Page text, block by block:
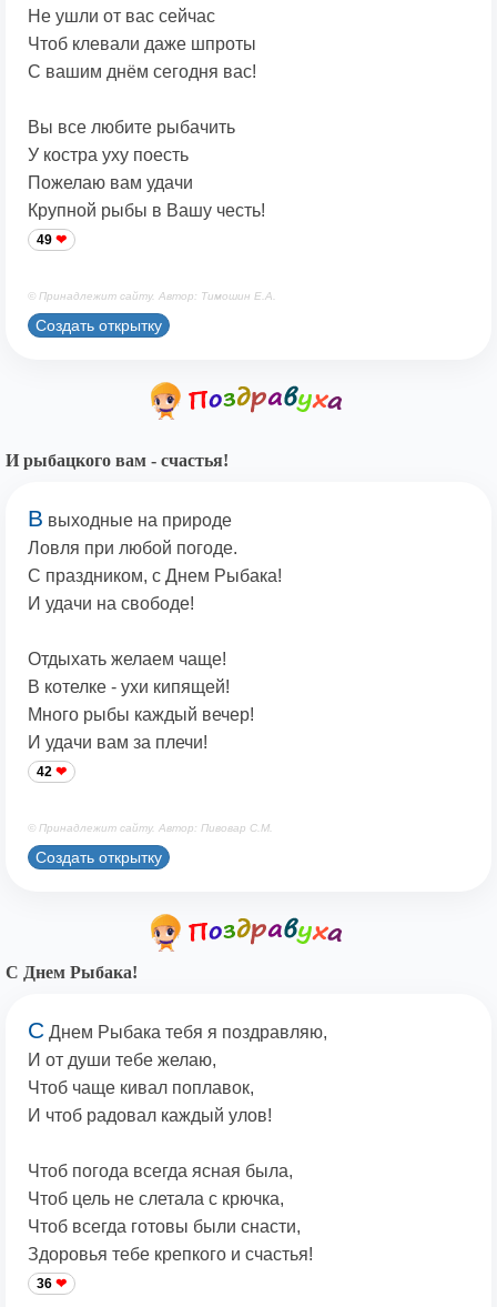
Не ушли от вас сейчас
Чтоб клевали даже шпроты
С вашим днём сегодня вас!
Вы все любите рыбачить
У костра уху поесть
Пожелаю вам удачи
Крупной рыбы в Вашу честь!
49
© Принадлежит сайту. Автор: Тимошин Е.А.
Создать открытку
И рыбацкого вам - счастья!
В выходные на природе
Ловля при любой погоде.
С праздником, с Днем Рыбака!
И удачи на свободе!
Отдыхать желаем чаще!
В котелке - ухи кипящей!
Много рыбы каждый вечер!
И удачи вам за плечи!
42
© Принадлежит сайту. Автор: Пивовар С.М.
Создать открытку
С Днем Рыбака!
С Днем Рыбака тебя я поздравляю,
И от души тебе желаю,
Чтоб чаще кивал поплавок,
И чтоб радовал каждый улов!
Чтоб погода всегда ясная была,
Чтоб цель не слетала с крючка,
Чтоб всегда готовы были снасти,
Здоровья тебе крепкого и счастья!
36